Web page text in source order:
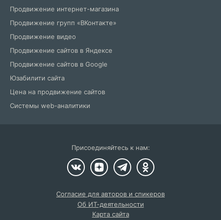
Продвижение интернет-магазина
Продвижение групп «ВКонтакте»
Продвижение видео
Продвижение сайтов в Яндексе
Продвижение сайтов в Google
Юзабилити сайта
Цена на продвижение сайтов
Системы web-аналитики
Присоединяйтесь к нам:
Карта сайта
Об ИТ-деятельности
Согласие для авторов и спикеров